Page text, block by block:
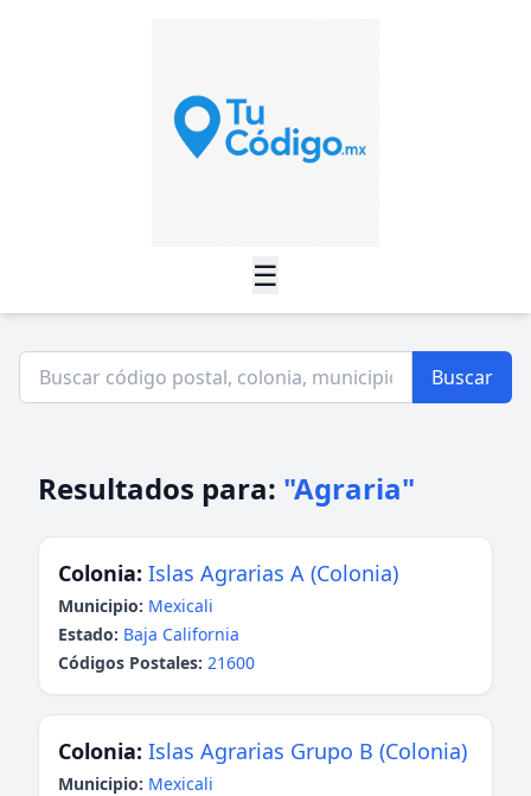
☰
Buscar
Resultados para: "Agraria"
Colonia: Islas Agrarias A (Colonia)
Municipio: Mexicali
Estado: Baja California
Códigos Postales: 21600
Colonia: Islas Agrarias Grupo B (Colonia)
Municipio: Mexicali